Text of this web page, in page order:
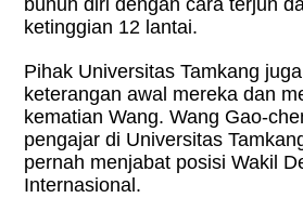
bunuh diri dengan cara terjun
ketinggian 12 lantai.
Pihak Universitas Tamkang
keterangan awal mereka dan
kematian Wang. Wang Gao-
pengajar di Universitas
pernah menjabat posisi Wakil
Internasional.